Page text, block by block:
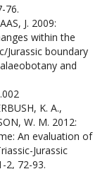
76.
J. 2009:
within the
Jurassic boundary
and
K. A.,
W. M. 2012:
An evaluation of
Jurassic
2, 72-93.